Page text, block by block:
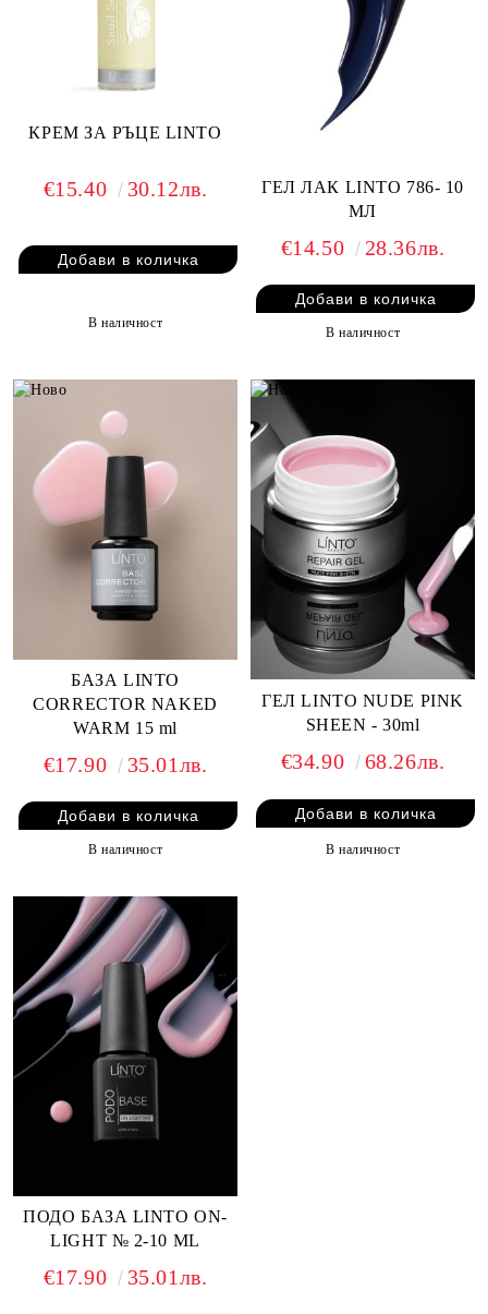
КРЕМ ЗА РЪЦЕ LINTO
€15.40 30.12лв.
В наличност
ГЕЛ ЛАК LINTO 786- 10
МЛ
€14.50 28.36лв.
В наличност
БАЗА LINTO
CORRECTOR NAKED
WARM 15 ml
€17.90 35.01лв.
В наличност
ГЕЛ LINTO NUDE PINK
SHEEN - 30ml
€34.90 68.26лв.
В наличност
ПОДО БАЗА LINTO ON-
LIGHT № 2-10 ML
€17.90 35.01лв.